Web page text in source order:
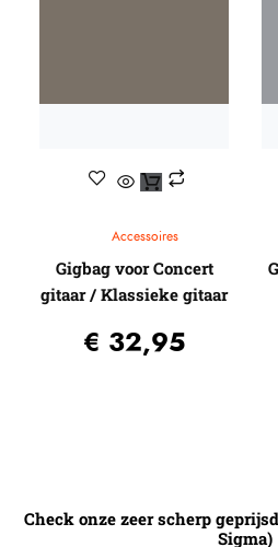
Accessoires
Gigbag voor Concert
gitaar / Klassieke gitaar
€ 32,95
Check onze zeer scherp
Sigma)